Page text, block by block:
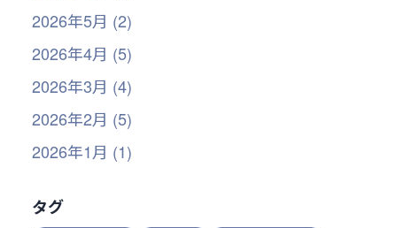
2026年5月 (2)
2026年4月 (5)
2026年3月 (4)
2026年2月 (5)
2026年1月 (1)
タグ